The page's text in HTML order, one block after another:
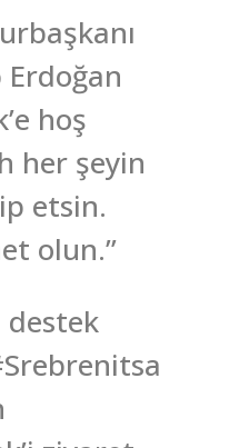
Erdoğan
hoş
her şeyin
etsin.
olun.”
destek